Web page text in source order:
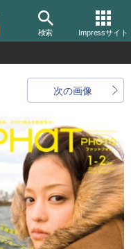
検索 Impressサイト
次の画像